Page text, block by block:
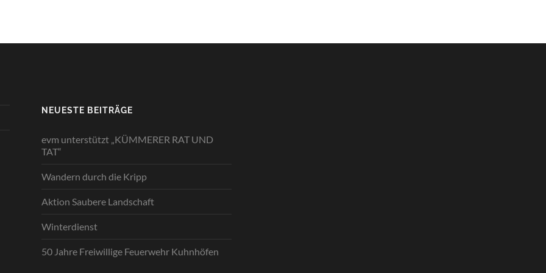
NEUESTE BEITRÄGE
evm unterstützt „KÜMMERER RAT UND
TAT“
Wandern durch die Kripp
Aktion Saubere Landschaft
Winterdienst
50 Jahre Freiwillige Feuerwehr Kuhnhöfen